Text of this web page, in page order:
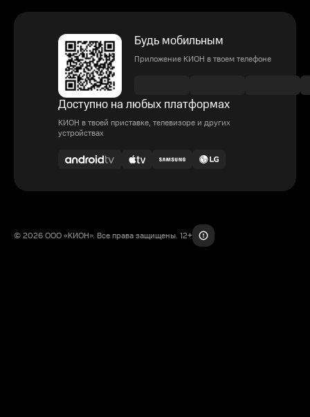
Будь мобильным
Приложение КИОН в твоем телефоне
Доступно на любых платформах
КИОН в твоей приставке, телевизоре и других
устройствах
© 2026 ООО «КИОН». Все права защищены. 12+